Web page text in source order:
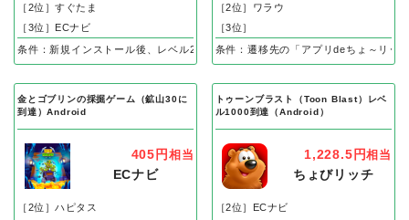
［2位］すぐたま
［3位］ECナビ
条件：新規インストール後、レベル25到達で成果
［2位］ワラウ
［3位］
条件：遷移先の「アプリdeちょ～リッ
金とゴブリンの採掘ゲーム（鉱山30に
到達）Android
405円 相当
ECナビ
［2位］ハピタス
トゥーンブラスト（Toon Blast）レベ
ル1000到達（Android）
1,228.5円相当
ちょびリッチ
［2位］ECナビ